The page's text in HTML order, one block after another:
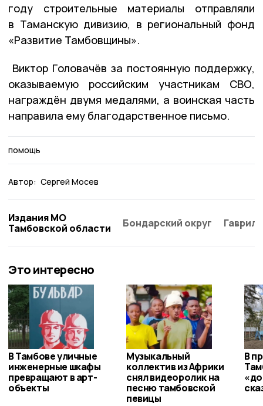
году строительные материалы отправляли
в Таманскую дивизию, в региональный фонд
«Развитие Тамбовщины».
Виктор Головачёв за постоянную поддержку,
оказываемую российским участникам СВО,
награждён двумя медалями, а воинская часть
направила ему благодарственное письмо.
помощь
Автор: Сергей Мосев
Издания МО
Тамбовской области
Бондарский округ
Это интересно
В Тамбове уличные
инженерные шкафы
превращают в арт-
объекты
Музыкальный
коллектив из Африки
снял видеоролик на
песню тамбовской
певицы
В